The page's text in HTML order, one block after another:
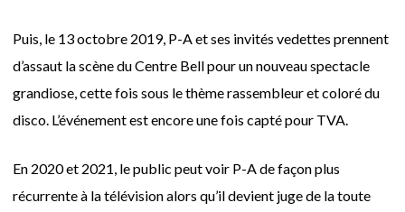
Puis, le 13 octobre 2019, P-A et ses invités vedettes prennent
d’assaut la scène du Centre Bell pour un nouveau spectacle
grandiose, cette fois sous le thème rassembleur et coloré du
disco. L’événement est encore une fois capté pour TVA.
En 2020 et 2021, le public peut voir P-A de façon plus
récurrente à la télévision alors qu’il devient juge de la toute